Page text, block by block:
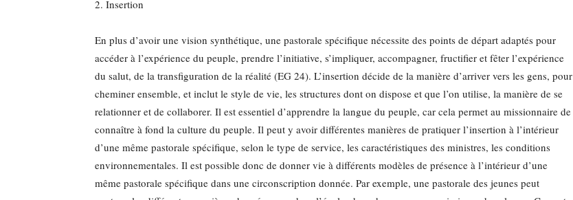
2. Insertion
En plus d’avoir une vision synthétique, une pastorale spécifique nécessite des points de départ adaptés pour
accéder à l’expérience du peuple, prendre l’initiative, s’impliquer, accompagner, fructifier et fêter l’expérience
du salut, de la transfiguration de la réalité (EG 24). L’insertion décide de la manière d’arriver vers les gens, pour
cheminer ensemble, et inclut le style de vie, les structures dont on dispose et que l’on utilise, la manière de se
relationner et de collaborer. Il est essentiel d’apprendre la langue du peuple, car cela permet au missionnaire de
connaître à fond la culture du peuple. Il peut y avoir différentes manières de pratiquer l’insertion à l’intérieur
d’une même pastorale spécifique, selon le type de service, les caractéristiques des ministres, les conditions
environnementales. Il est possible donc de donner vie à différents modèles de présence à l’intérieur d’une
même pastorale spécifique dans une circonscription donnée. Par exemple, une pastorale des jeunes peut